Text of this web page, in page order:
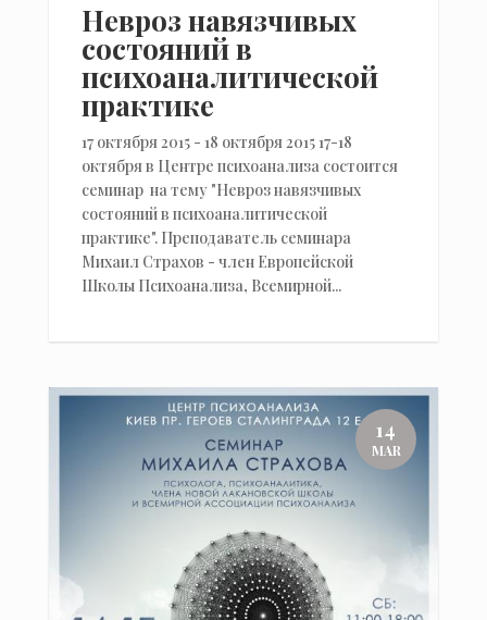
Невроз навязчивых
состояний в
психоаналитической
практике
17 октября 2015 - 18 октября 2015 17-18
октября в Центре психоанализа состоится
семинар на тему "Невроз навязчивых
состояний в психоаналитической
практике". Преподаватель семинара ​
Михаил Страхов ​- член Европейской
Школы Психоанализа, Всемирной...
14
MAR